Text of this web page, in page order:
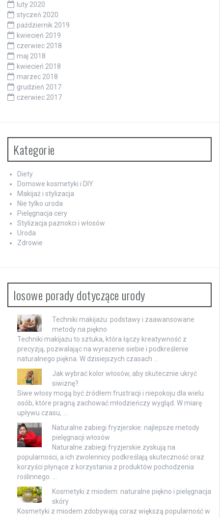
luty 2020
styczeń 2020
październik 2019
kwiecień 2019
czerwiec 2018
maj 2018
kwiecień 2018
marzec 2018
grudzień 2017
czerwiec 2017
Kategorie
Diety
Domowe kosmetyki i DIY
Makijaż i stylizacja
Nie tylko uroda
Pielęgnacja cery
Stylizacja paznokci i włosów
Uroda
Zdrowie
losowe porady dotyczące urody
Techniki makijażu: podstawy i zaawansowane
metody na piękno
Techniki makijażu to sztuka, która łączy kreatywność z
precyzją, pozwalając na wyrażenie siebie i podkreślenie
naturalnego piękna. W dzisiejszych czasach …
Jak wybrać kolor włosów, aby skutecznie ukryć
siwiznę?
Siwe włosy mogą być źródłem frustracji i niepokoju dla wielu
osób, które pragną zachować młodzieńczy wygląd. W miarę
upływu czasu, …
Naturalne zabiegi fryzjerskie: najlepsze metody
pielęgnacji włosów
Naturalne zabiegi fryzjerskie zyskują na
popularności, a ich zwolennicy podkreślają skuteczność oraz
korzyści płynące z korzystania z produktów pochodzenia
roślinnego. …
Kosmetyki z miodem: naturalne piękno i pielęgnacja
skóry
Kosmetyki z miodem zdobywają coraz większą popularność w